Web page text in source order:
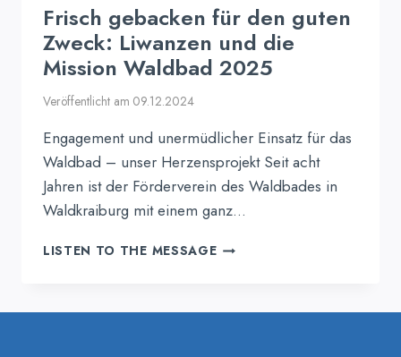
Frisch gebacken für den guten
Zweck: Liwanzen und die
Mission Waldbad 2025
Veröffentlicht am 09.12.2024
Engagement und unermüdlicher Einsatz für das
Waldbad – unser Herzensprojekt Seit acht
Jahren ist der Förderverein des Waldbades in
Waldkraiburg mit einem ganz…
LISTEN TO THE MESSAGEFRISCH